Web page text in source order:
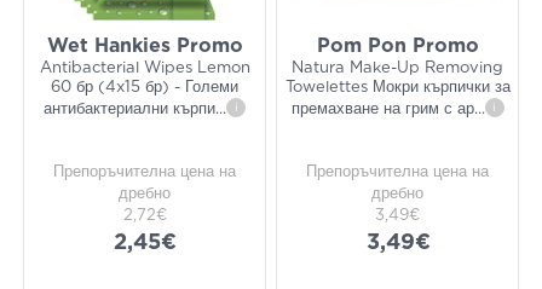
Wet Hankies Promo
Antibacterial Wipes Lemon
60 бр (4x15 бр) - Големи
антибактериални кърпи... i
Препоръчителна цена на
дребно
2,72€
2,45€
Pom Pon Promo
Natura Make-Up Removing
Towelettes Мокри кърпички за
премахване на грим с ар... i
Препоръчителна цена на
дребно
3,49€
3,49€